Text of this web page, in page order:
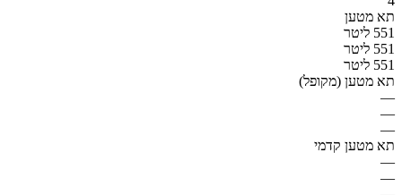
תא מטען
551 ליטר
551 ליטר
551 ליטר
תא מטען (מקופל)
—
—
—
תא מטען קדמי
—
—